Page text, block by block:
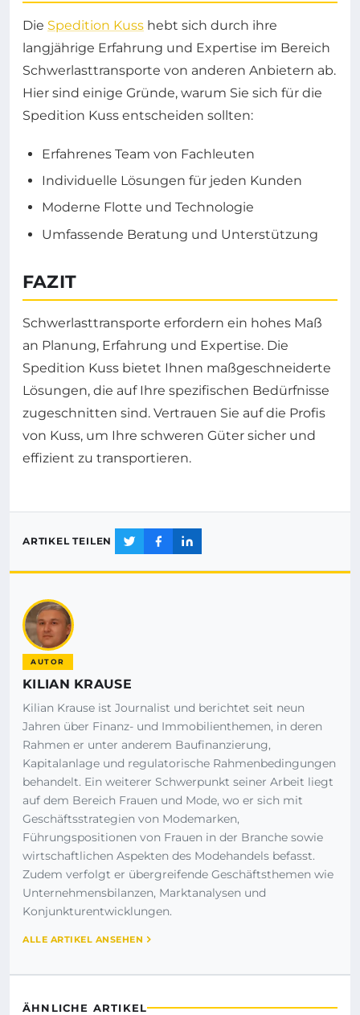
Die Spedition Kuss hebt sich durch ihre
langjährige Erfahrung und Expertise im Bereich
Schwerlasttransporte von anderen Anbietern ab.
Hier sind einige Gründe, warum Sie sich für die
Spedition Kuss entscheiden sollten:
Erfahrenes Team von Fachleuten
Individuelle Lösungen für jeden Kunden
Moderne Flotte und Technologie
Umfassende Beratung und Unterstützung
FAZIT
Schwerlasttransporte erfordern ein hohes Maß
an Planung, Erfahrung und Expertise. Die
Spedition Kuss bietet Ihnen maßgeschneiderte
Lösungen, die auf Ihre spezifischen Bedürfnisse
zugeschnitten sind. Vertrauen Sie auf die Profis
von Kuss, um Ihre schweren Güter sicher und
effizient zu transportieren.
ARTIKEL TEILEN
AUTOR
KILIAN KRAUSE
Kilian Krause ist Journalist und berichtet seit neun
Jahren über Finanz- und Immobilienthemen, in deren
Rahmen er unter anderem Baufinanzierung,
Kapitalanlage und regulatorische Rahmenbedingungen
behandelt. Ein weiterer Schwerpunkt seiner Arbeit liegt
auf dem Bereich Frauen und Mode, wo er sich mit
Geschäftsstrategien von Modemarken,
Führungspositionen von Frauen in der Branche sowie
wirtschaftlichen Aspekten des Modehandels befasst.
Zudem verfolgt er übergreifende Geschäftsthemen wie
Unternehmensbilanzen, Marktanalysen und
Konjunkturentwicklungen.
ALLE ARTIKEL ANSEHEN
ÄHNLICHE ARTIKEL